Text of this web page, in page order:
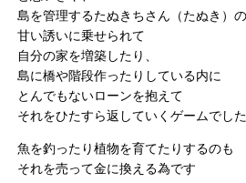
島を管理するたぬきちさん（たぬき）の
甘い誘いに乗せられて
自分の家を増築したり、
島に橋や階段作ったりしている内に
とんでもないローンを抱えて
それをひたすら返していくゲームでした
魚を釣ったり植物を育てたりするのも
それを売って金に換える為です